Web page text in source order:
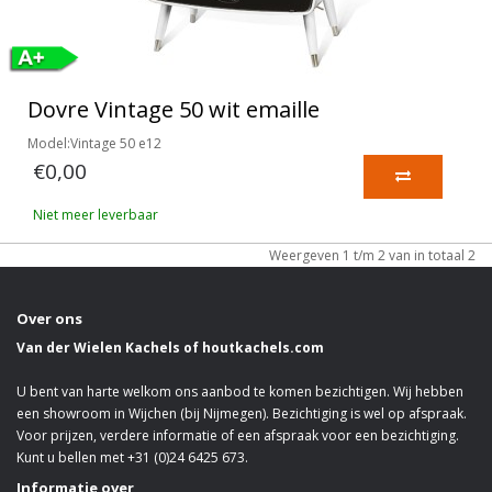
Dovre Vintage 50 wit emaille
Model:Vintage 50 e12
€0,00
Niet meer leverbaar
Weergeven 1 t/m 2 van in totaal 2
Over ons
Van der Wielen Kachels of houtkachels.com
U bent van harte welkom ons aanbod te komen bezichtigen. Wij hebben
een showroom in Wijchen (bij Nijmegen). Bezichtiging is wel op afspraak.
Voor prijzen, verdere informatie of een afspraak voor een bezichtiging.
Kunt u bellen met +31 (0)24 6425 673.
Informatie over